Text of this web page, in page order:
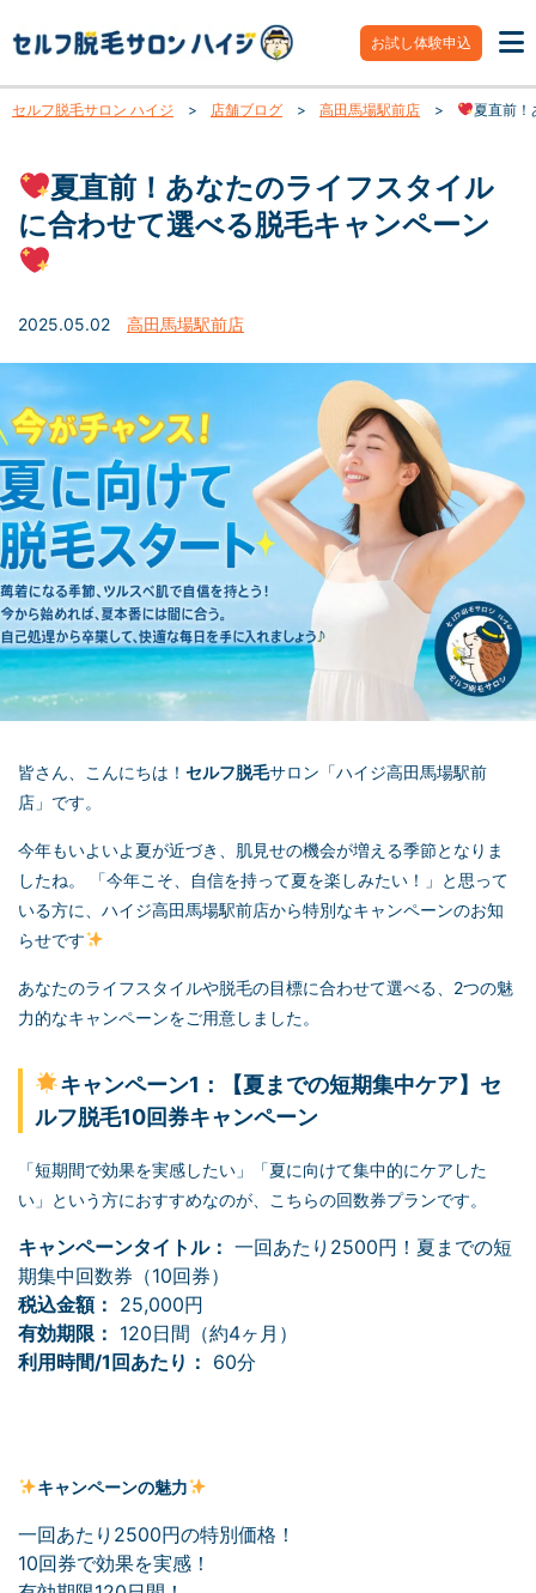
お試し体験申込
セルフ脱毛サロン ハイジ > 店舗ブログ > 高田馬場駅前店 > 夏直前！
夏直前！あなたのライフスタイル
に合わせて選べる脱毛キャンペーン
2025.05.02 高田馬場駅前店
皆さん、こんにちは！ セルフ脱毛サロン「ハイジ高田馬場駅前
店」です。
今年もいよいよ夏が近づき、肌見せの機会が増える季節となりま
したね。 「今年こそ、自信を持って夏を楽しみたい！」と思って
いる方に、ハイジ高田馬場駅前店から特別なキャンペーンのお知
らせです
あなたのライフスタイルや脱毛の目標に合わせて選べる、2つの魅
力的なキャンペーンをご用意しました。
キャンペーン1：【夏までの短期集中ケア】 セ
ルフ脱毛10回券キャンペーン
「短期間で効果を実感したい」「夏に向けて集中的にケアした
い」という方におすすめなのが、こちらの回数券プランです。
キャンペーンタイトル： 一回あたり2500円！夏までの短
期集中回数券（10回券）
税込金額： 25,000円
有効期限： 120日間（約4ヶ月）
利用時間/1回あたり： 60分
キャンペーンの魅力
一回あたり2500円の特別価格！
10回券で効果を実感！